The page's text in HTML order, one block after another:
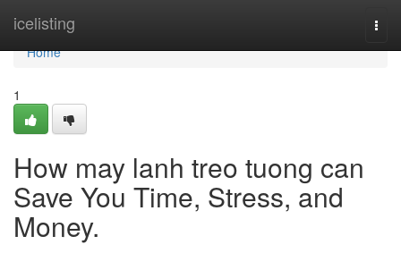
icelisting
Home
Home
1
How may lanh treo tuong can
Save You Time, Stress, and
Money.